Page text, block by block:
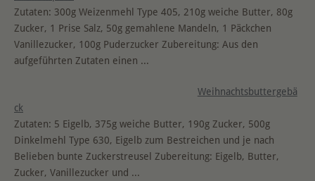
Zutaten: 300g Weizenmehl Type 405, 210g weiche Butter, 80g
Zucker, 1 Prise Salz, 50g gemahlene Mandeln, 1 Päckchen
Vanillezucker, 100g Puderzucker Zubereitung: Aus den
aufgeführten Zutaten einen ...
Weihnachtsbuttergebä
ck
Zutaten: 5 Eigelb, 375g weiche Butter, 190g Zucker, 500g
Dinkelmehl Type 630, Eigelb zum Bestreichen und je nach
Belieben bunte Zuckerstreusel Zubereitung: Eigelb, Butter,
Zucker, Vanillezucker und ...